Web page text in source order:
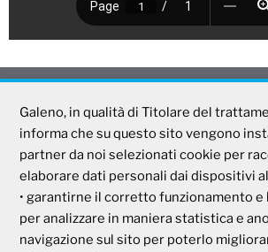
Galeno
Società Mutua Cooperativa
Via Parigi, 11
00185 Roma
P.I e C.F. 04273791006
Galeno, in qualità di Titolare del
informa che su questo sito vengono
partner da noi selezionati cookie per
elaborare dati personali dai dispositivi
• garantirne il corretto funzionamento e
per analizzare in maniera statistica e
navigazione sul sito per poterlo